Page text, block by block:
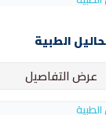
الطبية
عرض التفاصيل